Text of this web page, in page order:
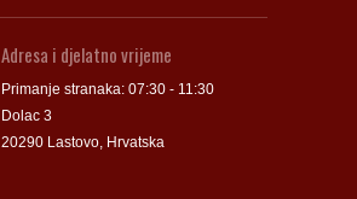
Adresa i djelatno vrijeme
Primanje stranaka: 07:30 - 11:30
Dolac 3
20290 Lastovo, Hrvatska